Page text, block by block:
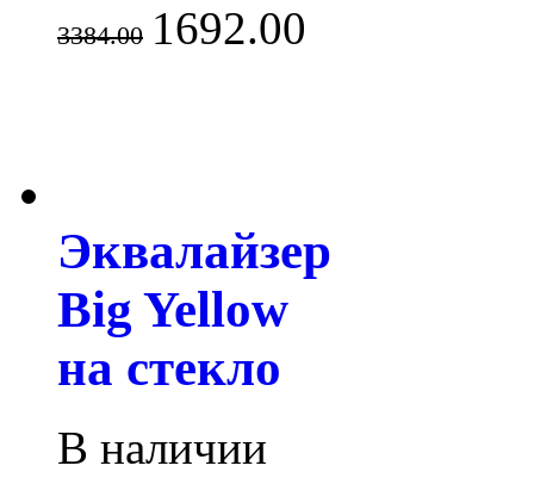
3384.00 1692.00
Эквалайзер
Big Yellow
на стекло
В наличии